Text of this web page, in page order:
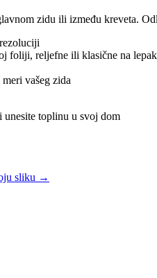
zidu ili između kreveta.
foliji, reljefne ili klasične na lepak
vašeg zida
unesite toplinu u svoj dom
sliku →